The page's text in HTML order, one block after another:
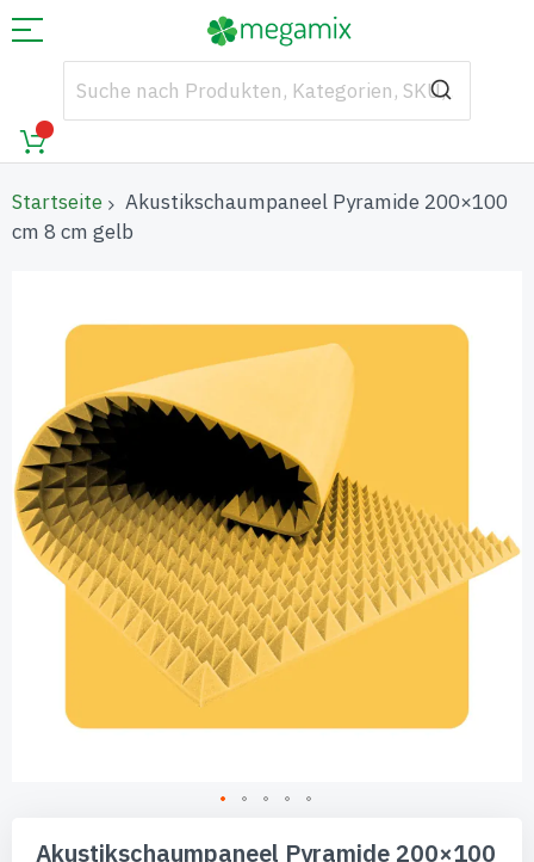
Startseite
Akustikschaumpaneel Pyramide 200×100
cm 8 cm gelb
Bildgalerie
Anfang
Akustikschaumpaneel Pyramide 200×100